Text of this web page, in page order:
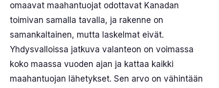
omaavat maahantuojat odottavat Kanadan
toimivan samalla tavalla, ja rakenne on
samankaltainen, mutta laskelmat eivät.
Yhdysvalloissa jatkuva valanteon on voimassa
koko maassa vuoden ajan ja kattaa kaikki
maahantuojan lähetykset. Sen arvo on vähintään